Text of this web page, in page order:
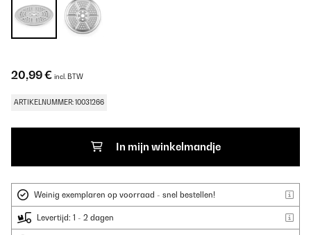
20,99 € incl. BTW
ARTIKELNUMMER: 10031266
In mijn winkelmandje
Weinig exemplaren op voorraad - snel bestellen!
Levertijd: 1 - 2 dagen